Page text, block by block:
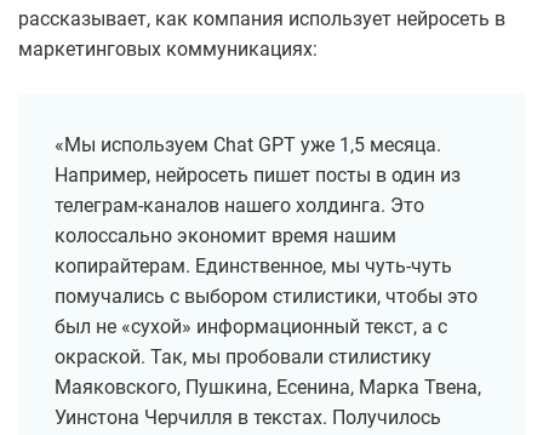
рассказывает, как компания использует нейросеть в
маркетинговых коммуникациях:
«Мы используем Chat GPT уже 1,5 месяца.
Например, нейросеть пишет посты в один из
телеграм-каналов нашего холдинга. Это
колоссально экономит время нашим
копирайтерам. Единственное, мы чуть-чуть
помучались с выбором стилистики, чтобы это
был не «сухой» информационный текст, а с
окраской. Так, мы пробовали стилистику
Маяковского, Пушкина, Есенина, Марка Твена,
Уинстона Черчилля в текстах. Получилось